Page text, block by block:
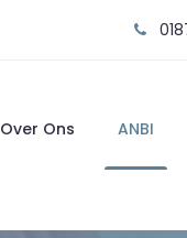
Over Ons ANBI